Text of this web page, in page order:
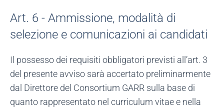
Art. 6 - Ammissione, modalità di
selezione e comunicazioni ai candidati
Il possesso dei requisiti obbligatori previsti all’art. 3
del presente avviso sarà accertato preliminarmente
dal Direttore del Consortium GARR sulla base di
quanto rappresentato nel curriculum vitae e nella